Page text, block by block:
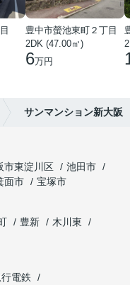
豊中市螢池東町２丁目
2DK (47.00㎡)
6万円
サンマンション新大阪
市東淀川区
池田市
面市
宝塚市
豊新
木川東
電鉄